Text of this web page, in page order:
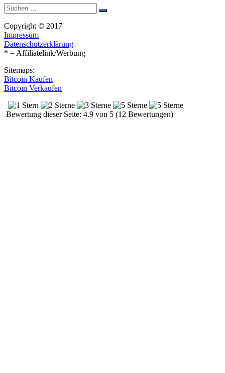
Suche
nach:
Suchen
Copyright © 2017
Impressum
Datenschutzerklärung
* = Affiliatelink/Werbung
Sitemaps:
Bitcoin Kaufen
Bitcoin Verkaufen
Bewertung dieser Seite: 4.9 von 5 (12 Bewertungen)